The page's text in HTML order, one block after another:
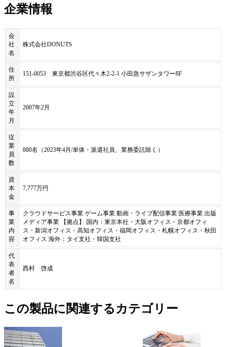
企業情報
会
社
名
株式会社DONUTS
住
所
151-0053 東京都渋谷区代々木2-2-1 小田急サザンタワー8F
設
立
年
月
2007年2月
従
業
員
数
880名（2023年4月/単体・派遣社員、業務委託除く）
資
本
金
7,777万円
事
業
内
容
クラウドサービス事業 ゲーム事業 動画・ライブ配信事業 医療事業 出版
メディア事業 【拠点】 国内：東京本社・大阪オフィス・京都オフィ
ス・新潟オフィス・高知オフィス・福岡オフィス・札幌オフィス・秋田
オフィス 海外：タイ支社・韓国支社
代
表
者
名
西村 啓成
この製品に関連するカテゴリー